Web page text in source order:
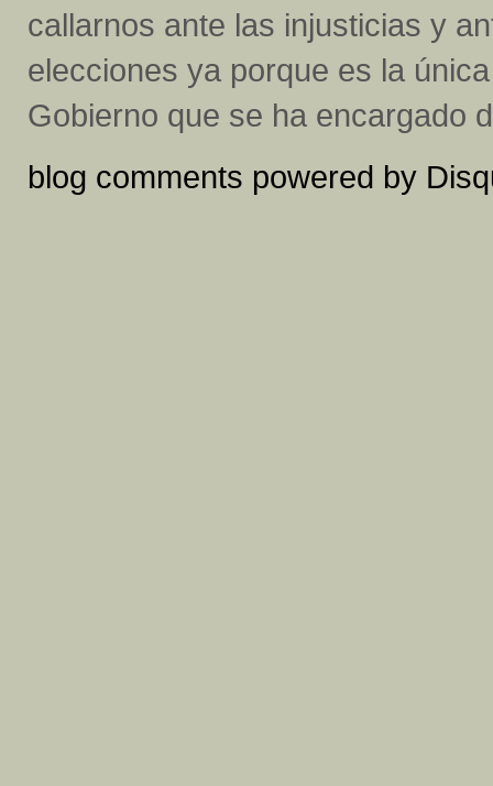
callarnos ante las injusticias y
elecciones ya porque es la
Gobierno que se ha encargado
blog comments powered by